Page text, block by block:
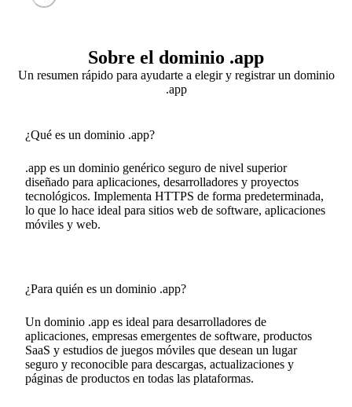
Sobre el dominio .app
Un resumen rápido para ayudarte a elegir y registrar un dominio
.app
¿Qué es un dominio .app?
.app es un dominio genérico seguro de nivel superior
diseñado para aplicaciones, desarrolladores y proyectos
tecnológicos. Implementa HTTPS de forma predeterminada,
lo que lo hace ideal para sitios web de software, aplicaciones
móviles y web.
¿Para quién es un dominio .app?
Un dominio .app es ideal para desarrolladores de
aplicaciones, empresas emergentes de software, productos
SaaS y estudios de juegos móviles que desean un lugar
seguro y reconocible para descargas, actualizaciones y
páginas de productos en todas las plataformas.